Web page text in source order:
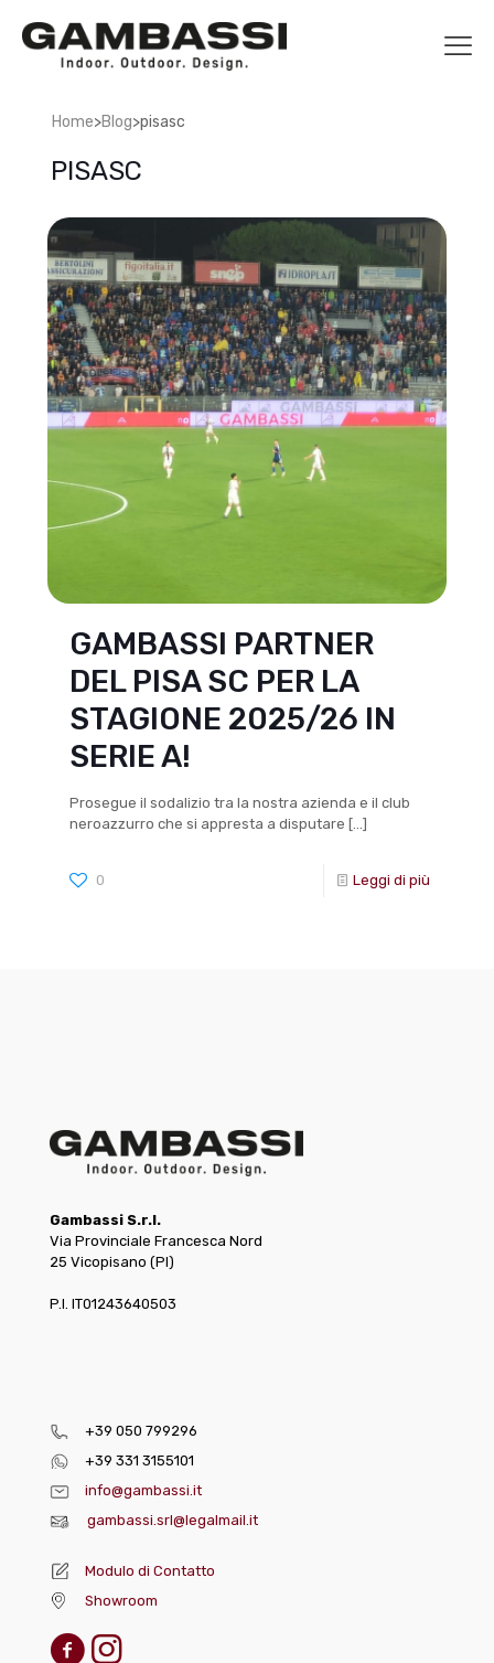
Home>Blog>pisasc
PISASC
GAMBASSI PARTNER
DEL PISA SC PER LA
STAGIONE 2025/26 IN
SERIE A!
Prosegue il sodalizio tra la nostra azienda e il club
neroazzurro che si appresta a disputare […]
0 Leggi di più
Gambassi S.r.l.
Via Provinciale Francesca Nord
25 Vicopisano (PI)
P.I. IT01243640503
+39 050 799296
+39 331 3155101
info@gambassi.it
gambassi.srl@legalmail.it
Modulo di Contatto
Showroom